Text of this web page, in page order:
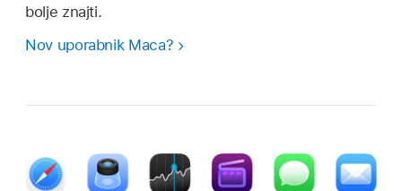
bolje znajti.
Nov uporabnik Maca?